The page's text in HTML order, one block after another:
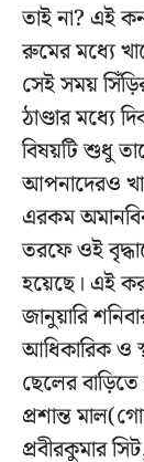
তাই না? এই
রুমের মধ্যে
সেই সময়
ঠাণ্ডার মধ্যে
বিষয়টি শুধু
আপনাদেরও
এরকম
তরফে ওই
হয়েছে। এই
জানুয়ারি
আধিকারিক ও
ছেলের
প্রশান্ত
প্রবীরকুমার